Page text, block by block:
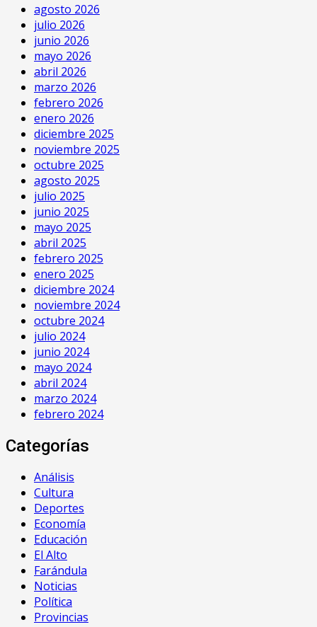
agosto 2026
julio 2026
junio 2026
mayo 2026
abril 2026
marzo 2026
febrero 2026
enero 2026
diciembre 2025
noviembre 2025
octubre 2025
agosto 2025
julio 2025
junio 2025
mayo 2025
abril 2025
febrero 2025
enero 2025
diciembre 2024
noviembre 2024
octubre 2024
julio 2024
junio 2024
mayo 2024
abril 2024
marzo 2024
febrero 2024
Categorías
Análisis
Cultura
Deportes
Economía
Educación
El Alto
Farándula
Noticias
Política
Provincias